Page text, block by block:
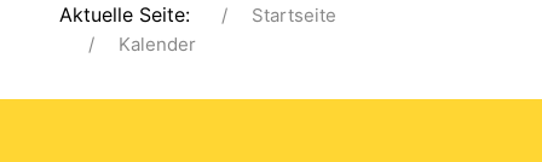
Aktuelle Seite:
Startseite
Kalender